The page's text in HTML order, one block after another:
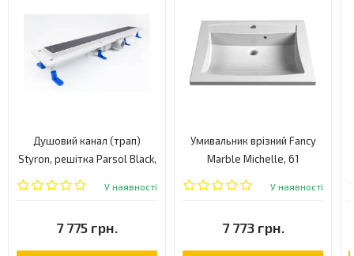
Душовий канал (трап)
Styron, решітка Parsol Black,
80 (STY-G3-80)
У наявності
7 775 грн.
Умивальник врізний Fancy
Marble Michelle, 61
(2606101)
У наявності
7 773 грн.